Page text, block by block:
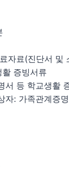
자료(진단서 및
증빙서류
서 등 학교생활
자: 가족관계증